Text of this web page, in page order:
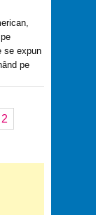
se expun
pe
2